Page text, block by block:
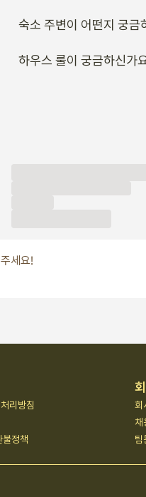
숙소 주변이 어떤지 궁금
하우스 룰이 궁금하신가
세요!
리방침
불정책
회
채
팀